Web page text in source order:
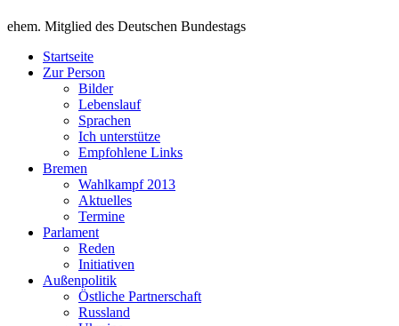
ehem. Mitglied des Deutschen Bundestags
Startseite
Zur Person
Bilder
Lebenslauf
Sprachen
Ich unterstütze
Empfohlene Links
Bremen
Wahlkampf 2013
Aktuelles
Termine
Parlament
Reden
Initiativen
Außenpolitik
Östliche Partnerschaft
Russland